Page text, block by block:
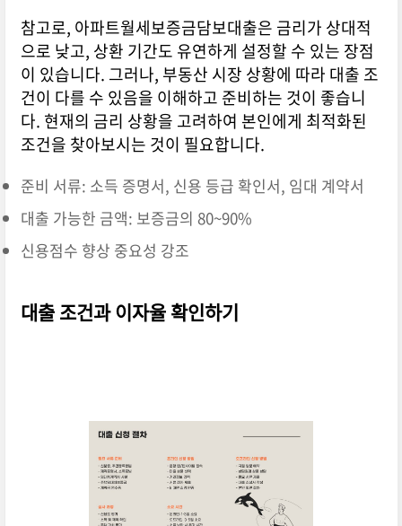
참고로, 아파트월세보증금담보대출은 금리가 상대적
으로 낮고, 상환 기간도 유연하게 설정할 수 있는 장점
이 있습니다. 그러나, 부동산 시장 상황에 따라 대출 조
건이 다를 수 있음을 이해하고 준비하는 것이 좋습니
다. 현재의 금리 상황을 고려하여 본인에게 최적화된
조건을 찾아보시는 것이 필요합니다.
준비 서류: 소득 증명서, 신용 등급 확인서, 임대 계약서
대출 가능한 금액: 보증금의 80~90%
신용점수 향상 중요성 강조
대출 조건과 이자율 확인하기